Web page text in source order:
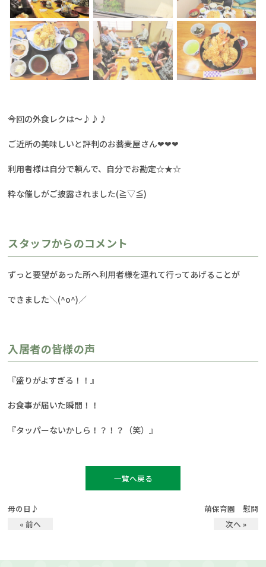
今回の外食レクは～♪♪♪
ご近所の美味しいと評判のお蕎麦屋さん❤❤❤
利用者様は自分で頼んで、自分でお勘定☆★☆
粋な催しがご披露されました(≧▽≦)
スタッフからのコメント
ずっと要望があった所へ利用者様を連れて行ってあげることが
できました＼(^o^)／
入居者の皆様の声
『盛りがよすぎる！！』
お食事が届いた瞬間！！
『タッパーないかしら！？！？（笑）』
母の日♪
« 前へ
一覧へ戻る
萌保育園 慰問
次へ »